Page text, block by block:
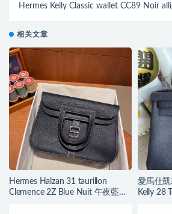
Hermes Kelly Classic wallet CC89 Noir
相关文章
Hermes Halzan 31 taurillon
Clemence 2Z Blue Nuit 午夜藍
愛馬仕
Kelly 28